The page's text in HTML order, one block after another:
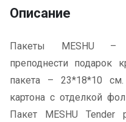
Описание
Пакеты MESHU –
преподнести подарок
пакета – 23*18*10
картона с отделкой
Пакет MESHU